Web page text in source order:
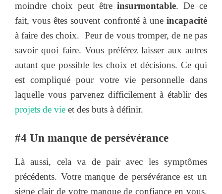
moindre choix peut êtreinsurmontable. De ce
fait, vous êtes souvent confronté à une incapacité
à faire des choix. Peur de vous tromper, de ne pas
savoir quoi faire. Vous préférez laisser aux autres
autant que possible les choix et décisions. Ce qui
est compliqué pour votre vie personnelle dans
laquelle vous parvenez difficilement à établir des
projets de vie et des buts à définir.
#4 Un manque de persévérance
Là aussi, cela va de pair avec les symptômes
précédents. Votre manque de persévérance est un
signe clair de votre manque de confiance en vous.